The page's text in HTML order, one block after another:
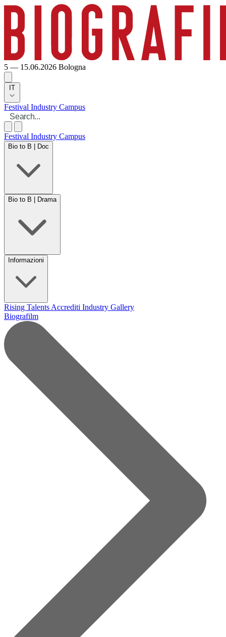
5 — 15.06.2026 Bologna
IT
Festival Industry Campus
Festival Industry Campus
Bio to B | Doc
Bio to B | Drama
Informazioni
Rising Talents Accrediti Industry Gallery
Biografilm